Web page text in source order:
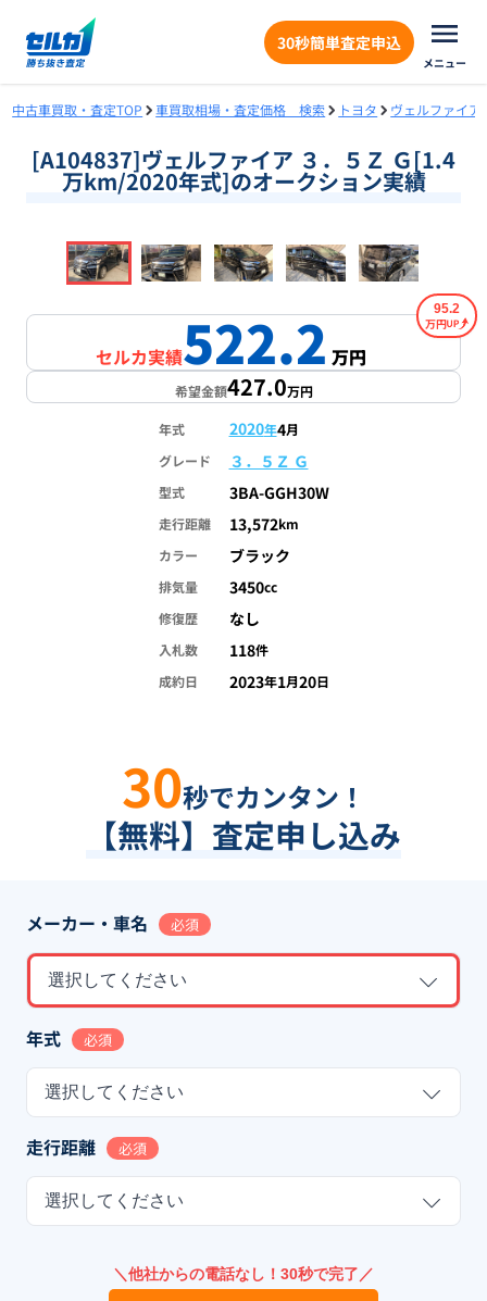
30秒簡単査定申込
メニュー
中古車買取・査定TOP 車買取相場・査定価格 検索 トヨタ ヴェルファイア
[A104837]ヴェルファイア ３．５Ｚ Ｇ[1.4
万km/2020年式]のオークション実績
1/18
セルカ実績522.2万円
95.2
万円
希望金額427.0万円
年式 2020年4月
グレード
３．５Ｚ Ｇ
型式 3BA-GGH30W
走行距離 13,572km
カラー
ブラック
排気量 3450cc
修復歴
なし
入札数 118件
成約日
2023年1月20日
30秒でカンタン！
【無料】査定申し込み
メーカー・車名 必須
選択してください
年式 必須
選択してください
走行距離 必須
選択してください
＼他社からの電話なし！30秒で完了／